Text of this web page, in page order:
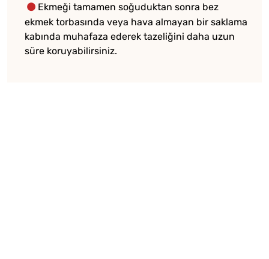
Ekmeği tamamen soğuduktan sonra bez
ekmek torbasında veya hava almayan bir saklama
kabında muhafaza ederek tazeliğini daha uzun
süre koruyabilirsiniz.